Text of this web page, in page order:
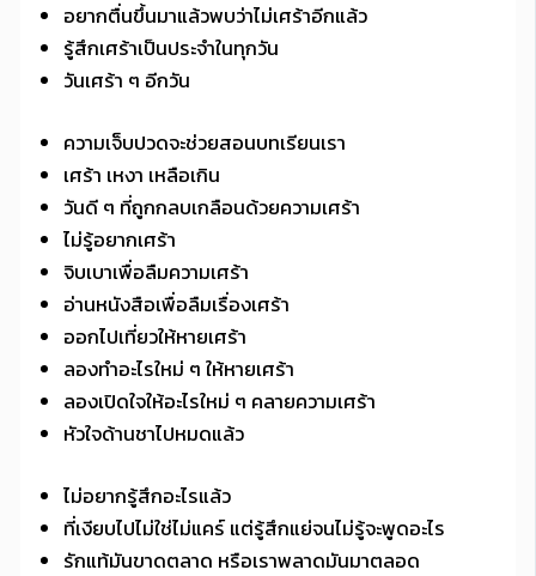
อยากตื่นขึ้นมาแล้วพบว่าไม่เศร้าอีกแล้ว
รู้สึกเศร้าเป็นประจำในทุกวัน
วันเศร้า ๆ อีกวัน
ความเจ็บปวดจะช่วยสอนบทเรียนเรา
เศร้า เหงา เหลือเกิน
วันดี ๆ ที่ถูกกลบเกลือนด้วยความเศร้า
ไม่รู้อยากเศร้า
จิบเบาเพื่อลืมความเศร้า
อ่านหนังสือเพื่อลืมเรื่องเศร้า
ออกไปเที่ยวให้หายเศร้า
ลองทำอะไรใหม่ ๆ ให้หายเศร้า
ลองเปิดใจให้อะไรใหม่ ๆ คลายความเศร้า
หัวใจด้านชาไปหมดแล้ว
ไม่อยากรู้สึกอะไรแล้ว
ที่เงียบไปไม่ใช่ไม่แคร์ แต่รู้สึกแย่จนไม่รู้จะพูดอะไร
รักแท้มันขาดตลาด หรือเราพลาดมันมาตลอด